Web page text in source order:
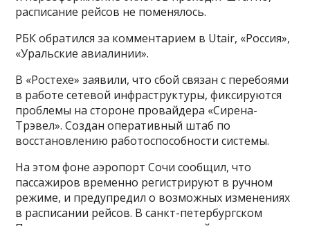
расписание рейсов не поменялось.
РБК обратился за комментарием в Utair, «Россия»,
«Уральские авиалинии».
В «Ростехе» заявили, что сбой связан с перебоями
в работе сетевой инфраструктуры, фиксируются
проблемы на стороне провайдера «Сирена-
Трэвел». Создан оперативный штаб по
восстановлению работоспособности системы.
На этом фоне аэропорт Сочи сообщил, что
пассажиров временно регистрируют в ручном
режиме, и предупредил о возможных изменениях
в расписании рейсов. В санкт-петербургском